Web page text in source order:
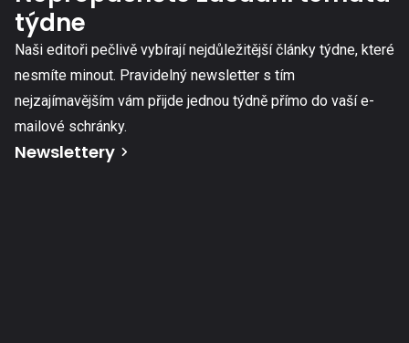
týdne
Naši editoři pečlivě vybírají nejdůležitější články týdne, které
nesmíte minout. Pravidelný newsletter s tím
nejzajímavějším vám přijde jednou týdně přímo do vaší e-
mailové schránky.
Newslettery